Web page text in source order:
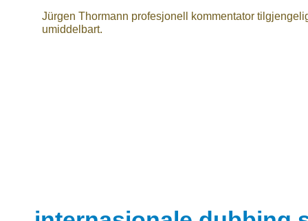
Jürgen Thormann profesjonell kommentator
umiddelbart.